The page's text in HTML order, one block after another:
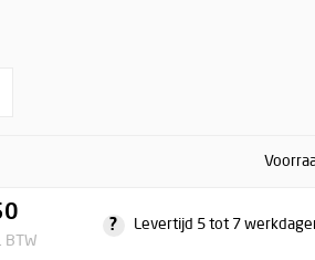
BTW
? Levertijd 5 tot 7